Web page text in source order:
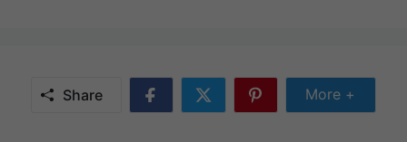
Share
Share
Share
Share
More +